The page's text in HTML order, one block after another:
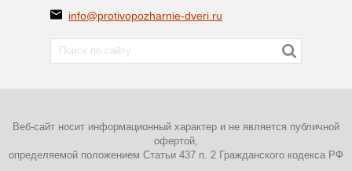
info@protivopozharnie-dveri.ru
Веб-сайт носит информационный характер и не является публичной
офертой,
определяемой положением Статьи 437 п. 2 Гражданского кодекса РФ